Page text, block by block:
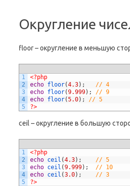
Округление
floor – округление в меньшую
1
2
3
4
5
<?php
echo floor(4.3) ;
// 4
echo floor(9.999) ;
// 9
echo floor(5.0) ;
// 5
?>
ceil – округление в большую
1
2
3
4
5
<?php
echo ceil (4.3) ;
// 5
echo ceil (9.999) ;
// 10
echo ceil (3.0) ;
// 3
?>